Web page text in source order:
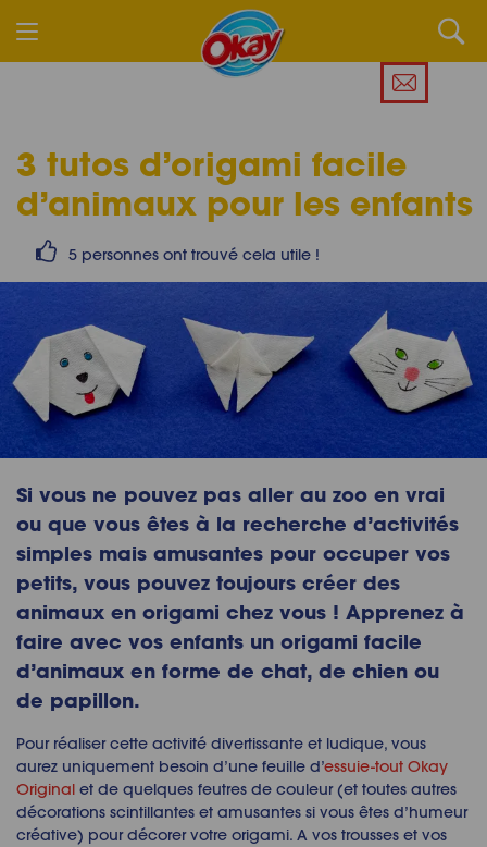
3 tutos d’origami facile
d’animaux pour les enfants
5 personnes ont trouvé cela utile !
Si vous ne pouvez pas aller au zoo en vrai
ou que vous êtes à la recherche d’activités
simples mais amusantes pour occuper vos
petits, vous pouvez toujours créer des
animaux en origami chez vous ! Apprenez à
faire avec vos enfants un origami facile
d’animaux en forme de chat, de chien ou
de papillon.
Pour réaliser cette activité divertissante et ludique, vous
aurez uniquement besoin d’une feuille d’essuie-tout Okay
Original et de quelques feutres de couleur (et toutes autres
décorations scintillantes et amusantes si vous êtes d’humeur
créative) pour décorer votre origami. A vos trousses et vos